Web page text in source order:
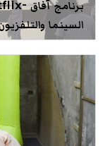
السينما